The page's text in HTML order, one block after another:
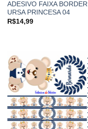
ADESIVO FAIXA BORDER
URSA PRINCESA 04
R$14,99